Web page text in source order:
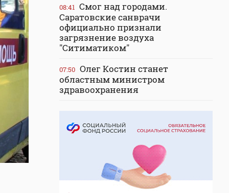
08:41 Смог над городами.
Саратовские санврачи
официально признали
загрязнение воздуха
"Ситиматиком"
07:50 Олег Костин станет
областным министром
здравоохранения